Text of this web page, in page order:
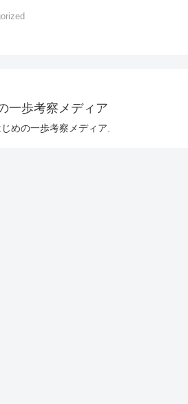
一歩考察メディア
めの一歩考察メディア.